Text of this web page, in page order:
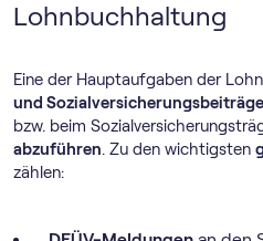
Lohnbuchhaltung
Eine der Hauptaufgaben der
und Sozialversicherungsbeiträge
bzw. beim
abzuführen. Zu den wichtigsten
zählen: